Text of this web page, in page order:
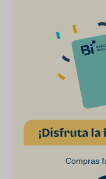
Compras